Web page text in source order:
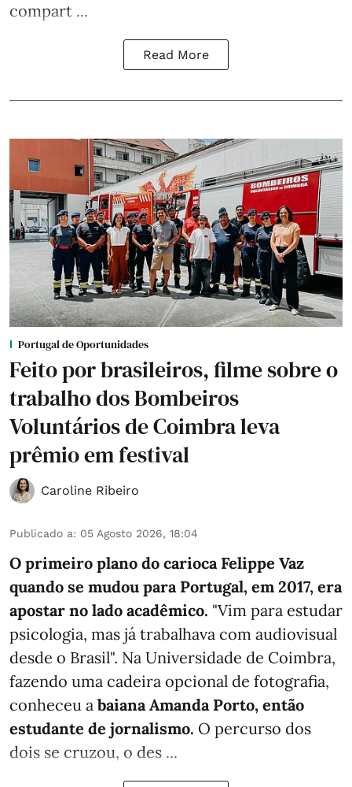
compart ...
Read More
Portugal de Oportunidades
Feito por brasileiros, filme sobre o
trabalho dos Bombeiros
Voluntários de Coimbra leva
prêmio em festival
Caroline Ribeiro
Publicado a: 05 Agosto 2026, 18:04
O primeiro plano do carioca Felippe Vaz
quando se mudou para Portugal, em 2017, era
apostar no lado acadêmico. "Vim para estudar
psicologia, mas já trabalhava com audiovisual
desde o Brasil". Na Universidade de Coimbra,
fazendo uma cadeira opcional de fotografia,
conheceu a baiana Amanda Porto, então
estudante de jornalismo. O percurso dos
dois se cruzou, o des ...